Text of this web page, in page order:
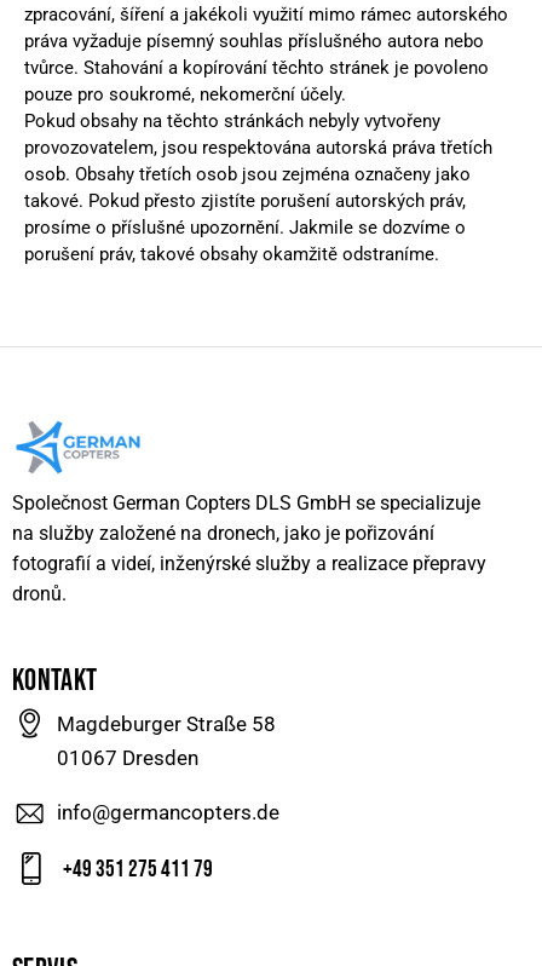
zpracování, šíření a jakékoli využití mimo rámec autorského
práva vyžaduje písemný souhlas příslušného autora nebo
tvůrce. Stahování a kopírování těchto stránek je povoleno
pouze pro soukromé, nekomerční účely.
Pokud obsahy na těchto stránkách nebyly vytvořeny
provozovatelem, jsou respektována autorská práva třetích
osob. Obsahy třetích osob jsou zejména označeny jako
takové. Pokud přesto zjistíte porušení autorských práv,
prosíme o příslušné upozornění. Jakmile se dozvíme o
porušení práv, takové obsahy okamžitě odstraníme.
Společnost German Copters DLS GmbH se specializuje
na služby založené na dronech, jako je pořizování
fotografií a videí, inženýrské služby a realizace přepravy
dronů.
KONTAKT
Magdeburger Straße 58
01067 Dresden
info@germancopters.de
+49 351 275 411 79